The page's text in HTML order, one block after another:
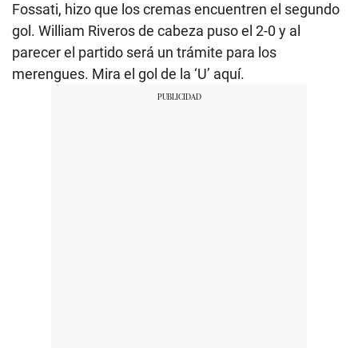
Fossati, hizo que los cremas encuentren el segundo
gol. William Riveros de cabeza puso el 2-0 y al
parecer el partido será un trámite para los
merengues. Mira el gol de la ‘U’ aquí.